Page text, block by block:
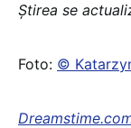
Știrea se
Foto: ©